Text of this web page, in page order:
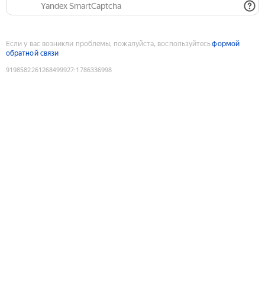
Yandex SmartCaptcha
Если у вас возникли проблемы, пожалуйста, воспользуйтесьформой
обратной связи
9198582261268499927:1786336998